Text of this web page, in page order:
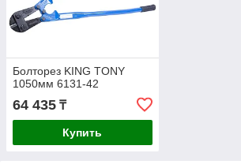
Болторез KING TONY
1050мм 6131-42
64 435 ₸
Купить